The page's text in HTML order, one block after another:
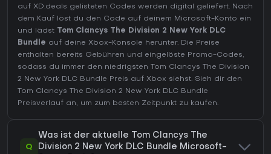
auf XD.deals gelisteten Codes werden digital geliefert. Nach
dem Kauf löst du den Code auf deinem Microsoft-Konto ein
und lädst
Tom Clancys The Division 2 New York DLC
Bundle auf deine Xbox-Konsole herunter. Die Preise
enthalten bereits Gebühren und eingelöste Promo-Codes,
sodass du immer den niedrigsten Tom Clancys The Division
2 New York DLC Bundle Preis auf Xbox siehst. Sieh dir den
Tom Clancys The Division 2 New York DLC Bundle
Preisverlauf an, um zum besten Zeitpunkt zu kaufen.
Q
Was ist der aktuelle Tom Clancys The
Division 2 New York DLC Bundle Microsoft-